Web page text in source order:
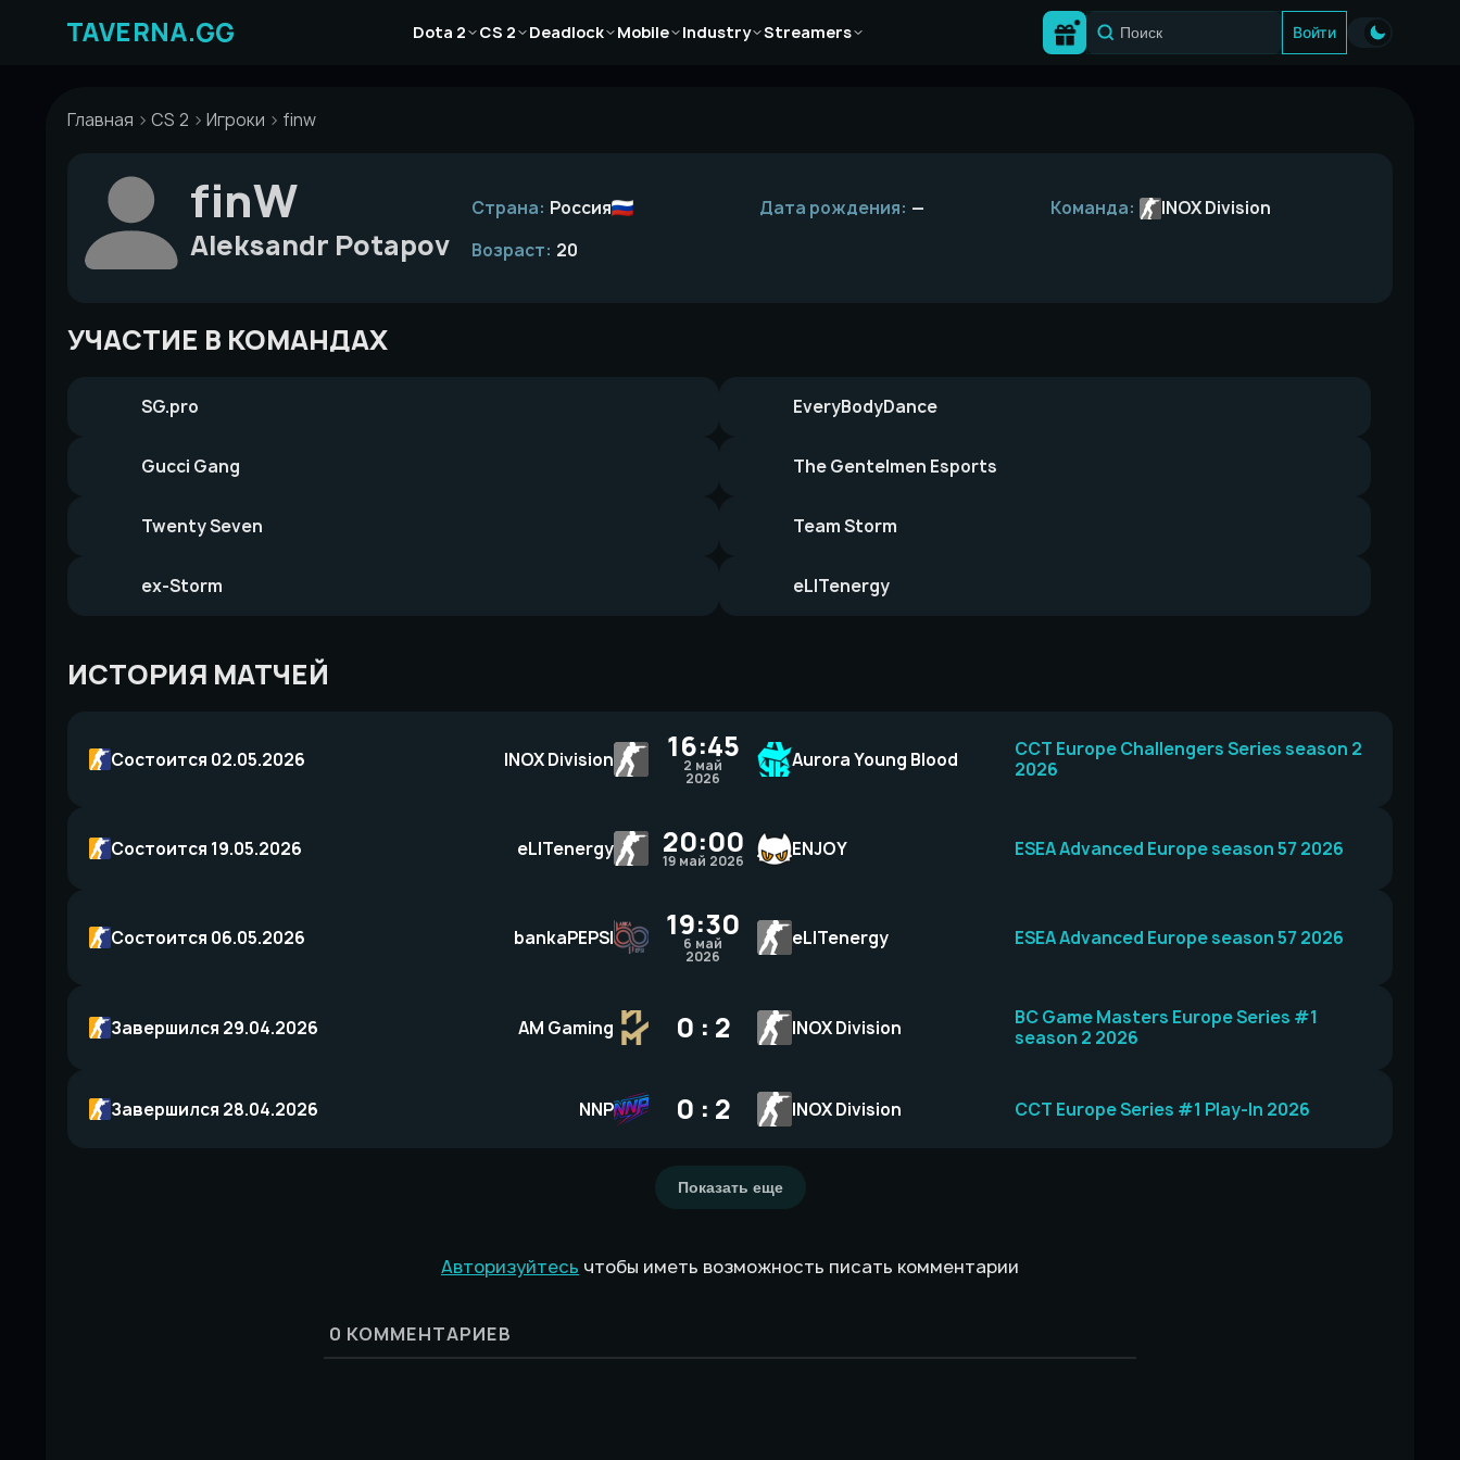
Dota 2
Статьи CS 2
СтатьиDeadlock
Статьи
Mobile
Статьи Industry
Статьи
Streamers
Статьи
Войти
Главная CS 2 Игроки finw
finW
Aleksandr Potapov
Страна: Россия Дата рождения: — Команда:
INOX Division
Возраст: 20
УЧАСТИЕ В КОМАНДАХ
SG.pro EveryBodyDance
Gucci Gang The Gentelmen Esports
Twenty Seven Team Storm
ex-Storm eLITenergy
ИСТОРИЯ МАТЧЕЙ
Состоится 02.05.2026 INOX Division 16:45
2 май
2026
Aurora Young Blood
CCT Europe Challengers Series season 2
2026
Состоится 19.05.2026 eLITenergy 20:00
19 май 2026
ENJOY ESEA Advanced Europe season 57 2026
Состоится 06.05.2026 bankaPEPSI 19:30
6 май
2026
eLITenergy ESEA Advanced Europe season 57 2026
Завершился 29.04.2026 AM Gaming 0 : 2 INOX Division
BC Game Masters Europe Series #1
season 2 2026
Завершился 28.04.2026 NNP 0 : 2 INOX Division CCT Europe Series #1 Play-In 2026
Показать еще
Авторизуйтесь чтобы иметь возможность писать комментарии
0 КОММЕНТАРИЕВ